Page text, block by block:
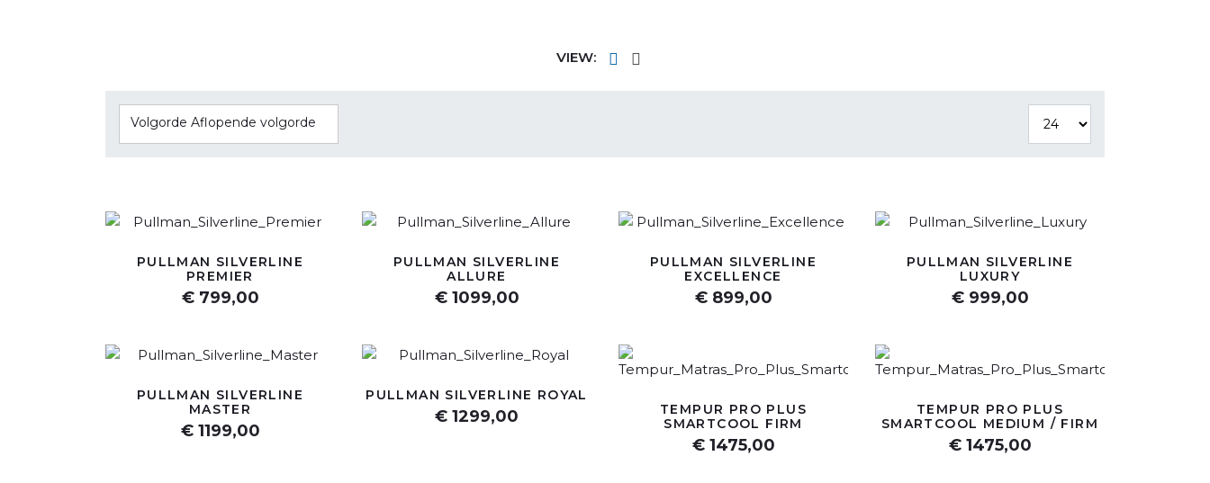
VIEW:
Volgorde Aflopende volgorde
PULLMAN SILVERLINE
PREMIER
€ 799,00
PULLMAN SILVERLINE
ALLURE
€ 1099,00
PULLMAN SILVERLINE
EXCELLENCE
€ 899,00
PULLMAN SILVERLINE
LUXURY
€ 999,00
PULLMAN SILVERLINE
MASTER
€ 1199,00
PULLMAN SILVERLINE ROYAL
€ 1299,00
TEMPUR PRO PLUS
SMARTCOOL FIRM
€ 1475,00
TEMPUR PRO PLUS
SMARTCOOL MEDIUM / FIRM
€ 1475,00